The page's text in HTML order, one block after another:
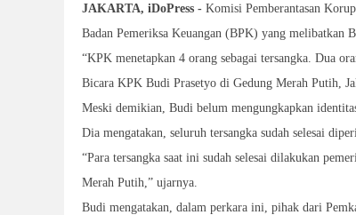
JAKARTA, iDoPress - Komisi Pemberantasan
Badan Pemeriksa Keuangan (BPK) yang melibatkan
“KPK menetapkan 4 orang sebagai tersangka. Dua
Bicara KPK Budi Prasetyo di Gedung Merah Putih,
Meski demikian, Budi belum mengungkapkan
Dia mengatakan, seluruh tersangka sudah selesai
“Para tersangka saat ini sudah selesai dilakukan
Merah Putih,” ujarnya.
Budi mengatakan, dalam perkara ini, pihak dari